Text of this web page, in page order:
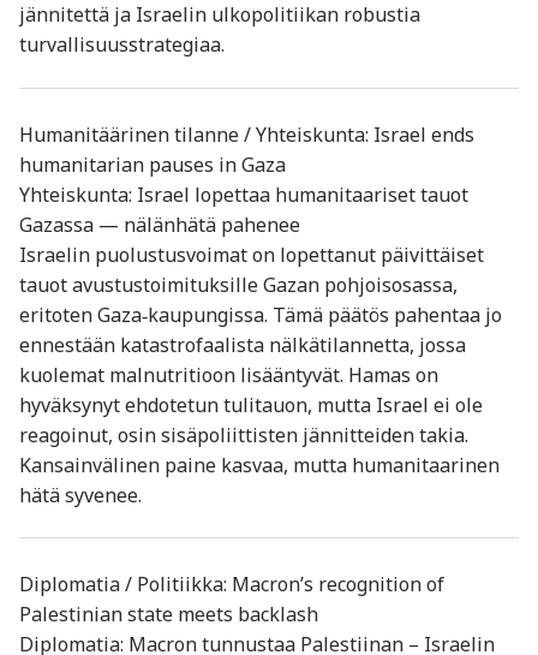
jännitettä ja Israelin ulkopolitiikan robustia
turvallisuusstrategiaa.
Humanitäärinen tilanne / Yhteiskunta: Israel ends
humanitarian pauses in Gaza
Yhteiskunta: Israel lopettaa humanitaariset tauot
Gazassa — nälänhätä pahenee
Israelin puolustusvoimat on lopettanut päivittäiset
tauot avustustoimituksille Gazan pohjoisosassa,
eritoten Gaza‑kaupungissa. Tämä päätös pahentaa jo
ennestään katastrofaalista nälkätilannetta, jossa
kuolemat malnutritioon lisääntyvät. Hamas on
hyväksynyt ehdotetun tulitauon, mutta Israel ei ole
reagoinut, osin sisäpoliittisten jännitteiden takia.
Kansainvälinen paine kasvaa, mutta humanitaarinen
hätä syvenee.
Diplomatia / Politiikka: Macron’s recognition of
Palestinian state meets backlash
Diplomatia: Macron tunnustaa Palestiinan – Israelin